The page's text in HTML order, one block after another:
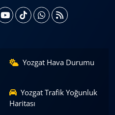
Yozgat Hava Durumu
Yozgat Trafik Yoğunluk
Haritası